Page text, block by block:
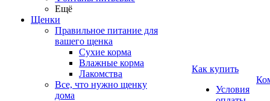
Ещё
Щенки
Правильное питание для
вашего щенка
Сухие корма
Влажные корма
Лакомства
Все, что нужно щенку
дома
Как купить
Условия